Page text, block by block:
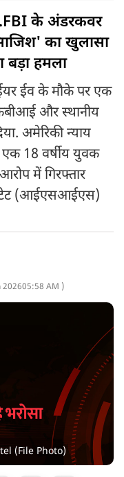
के अंडरकवर
का खुलासा
हमला
ईव के मौके पर एक
और स्थानीय
अमेरिकी न्याय
एक 18 वर्षीय युवक
में गिरफ्तार
(आईएसआईएस)
202605:58 AM )
(File Photo)